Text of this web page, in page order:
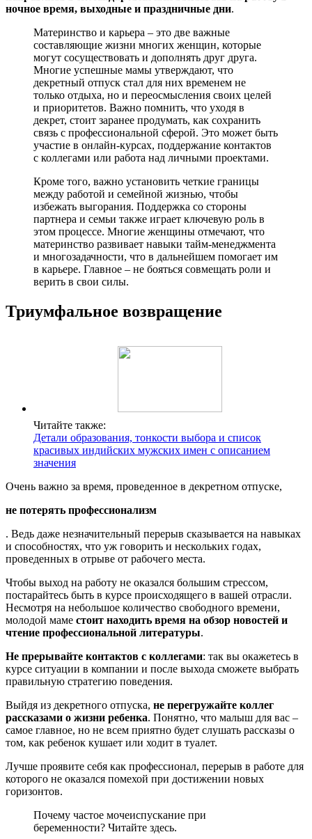
ночное время, выходные и праздничные дни.
Материнство и карьера – это две важные
составляющие жизни многих женщин, которые
могут сосуществовать и дополнять друг друга.
Многие успешные мамы утверждают, что
декретный отпуск стал для них временем не
только отдыха, но и переосмысления своих целей
и приоритетов. Важно помнить, что уходя в
декрет, стоит заранее продумать, как сохранить
связь с профессиональной сферой. Это может быть
участие в онлайн-курсах, поддержание контактов
с коллегами или работа над личными проектами.
Кроме того, важно установить четкие границы
между работой и семейной жизнью, чтобы
избежать выгорания. Поддержка со стороны
партнера и семьи также играет ключевую роль в
этом процессе. Многие женщины отмечают, что
материнство развивает навыки тайм-менеджмента
и многозадачности, что в дальнейшем помогает им
в карьере. Главное – не бояться совмещать роли и
верить в свои силы.
Триумфальное возвращение
Читайте также:
Детали образования, тонкости выбора и список
красивых индийских мужских имен с описанием
значения
Очень важно за время, проведенное в декретном отпуске,
не потерять профессионализм
. Ведь даже незначительный перерыв сказывается на навыках
и способностях, что уж говорить и нескольких годах,
проведенных в отрыве от рабочего места.
Чтобы выход на работу не оказался большим стрессом,
постарайтесь быть в курсе происходящего в вашей отрасли.
Несмотря на небольшое количество свободного времени,
молодой маме стоит находить время на обзор новостей и
чтение профессиональной литературы.
Не прерывайте контактов с коллегами: так вы окажетесь в
курсе ситуации в компании и после выхода сможете выбрать
правильную стратегию поведения.
Выйдя из декретного отпуска, не перегружайте коллег
рассказами о жизни ребенка. Понятно, что малыш для вас –
самое главное, но не всем приятно будет слушать рассказы о
том, как ребенок кушает или ходит в туалет.
Лучше проявите себя как профессионал, перерыв в работе для
которого не оказался помехой при достижении новых
горизонтов.
Почему частое мочеиспускание при
беременности? Читайте здесь.